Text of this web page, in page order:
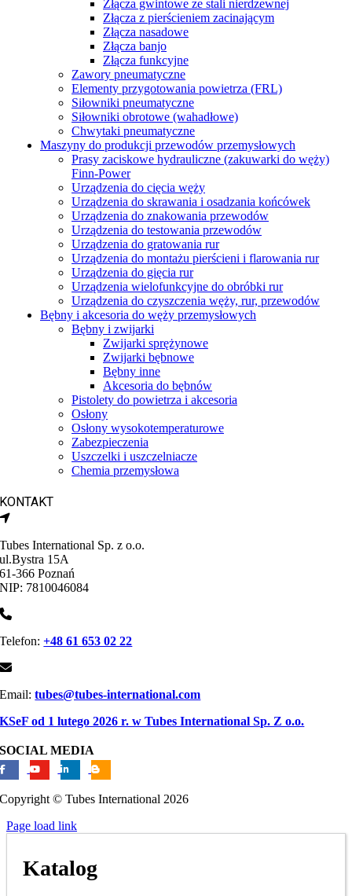
Złącza gwintowe ze stali nierdzewnej
Złącza z pierścieniem zacinającym
Złącza nasadowe
Złącza banjo
Złącza funkcyjne
Zawory pneumatyczne
Elementy przygotowania powietrza (FRL)
Siłowniki pneumatyczne
Siłowniki obrotowe (wahadłowe)
Chwytaki pneumatyczne
Maszyny do produkcji przewodów przemysłowych
Prasy zaciskowe hydrauliczne (zakuwarki do węży)
Finn-Power
Urządzenia do cięcia węży
Urządzenia do skrawania i osadzania końcówek
Urządzenia do znakowania przewodów
Urządzenia do testowania przewodów
Urządzenia do gratowania rur
Urządzenia do montażu pierścieni i flarowania rur
Urządzenia do gięcia rur
Urządzenia wielofunkcyjne do obróbki rur
Urządzenia do czyszczenia węży, rur, przewodów
Bębny i akcesoria do węży przemysłowych
Bębny i zwijarki
Zwijarki sprężynowe
Zwijarki bębnowe
Bębny inne
Akcesoria do bębnów
Pistolety do powietrza i akcesoria
Osłony
Osłony wysokotemperaturowe
Zabezpieczenia
Uszczelki i uszczelniacze
Chemia przemysłowa
KONTAKT
Tubes International Sp. z o.o.
ul.Bystra 15A
61-366 Poznań
NIP: 7810046084
Telefon:+48 61 653 02 22
Email:tubes@tubes-international.com
KSeF od 1 lutego 2026 r. w Tubes International Sp. Z o.o.
SOCIAL MEDIA
Copyright © Tubes International 2026
Page load link
Katalog